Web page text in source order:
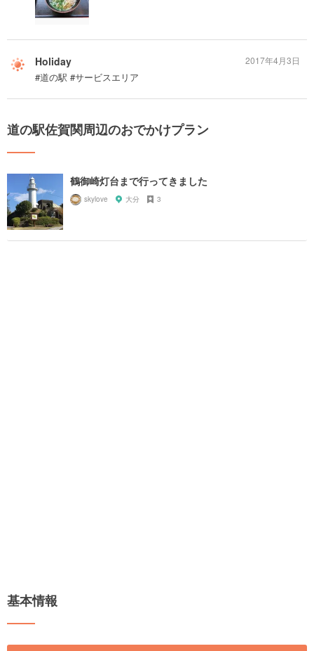
Holiday
#道の駅 #サービスエリア
2017年4月3日
道の駅佐賀関周辺のおでかけプラン
鶴御崎灯台まで行ってきました
skylove 大分 3
基本情報